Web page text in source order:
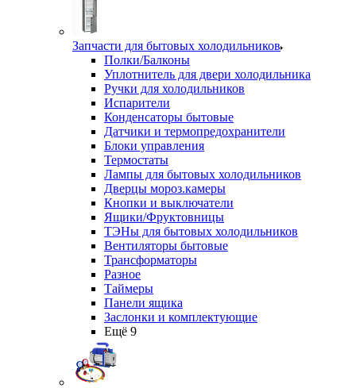
Запчасти для бытовых холодильников
Полки/Балконы
Уплотнитель для двери холодильника
Ручки для холодильников
Испарители
Конденсаторы бытовые
Датчики и термопредохранители
Блоки управления
Термостаты
Лампы для бытовых холодильников
Дверцы мороз.камеры
Кнопки и выключатели
Ящики/Фруктовницы
ТЭНы для бытовых холодильников
Вентиляторы бытовые
Трансформаторы
Разное
Таймеры
Панели ящика
Заслонки и комплектующие
Ещё 9